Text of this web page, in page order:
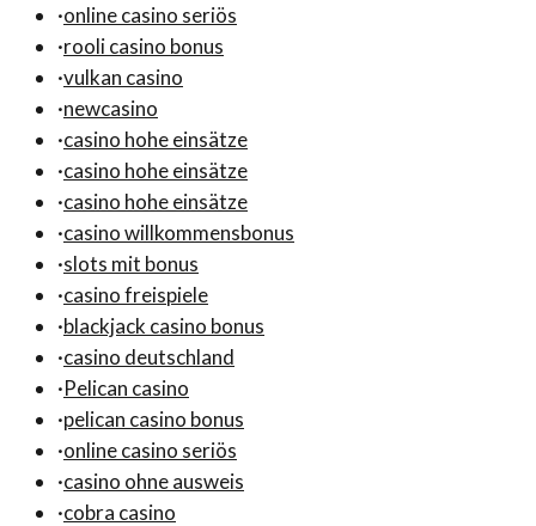
·online casino seriös
·rooli casino bonus
·vulkan casino
·newcasino
·casino hohe einsätze
·casino hohe einsätze
·casino hohe einsätze
·casino willkommensbonus
·slots mit bonus
·casino freispiele
·blackjack casino bonus
·casino deutschland
·Pelican casino
·pelican casino bonus
·online casino seriös
·casino ohne ausweis
·cobra casino